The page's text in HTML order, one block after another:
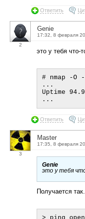
Ответить
2
Genie
17:32, 8 февраля
это у тебя что-
# nmap -O
...
Uptime
Ответить
3
Master
17:35, 8 февраля
Genie
это у тебя
Получается так.